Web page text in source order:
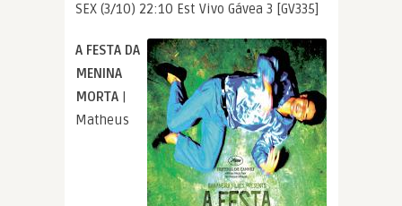
SEX (3/10) 22:10 Est Vivo Gávea 3 [GV335]
A FESTA DA
MENINA
MORTA |
Matheus